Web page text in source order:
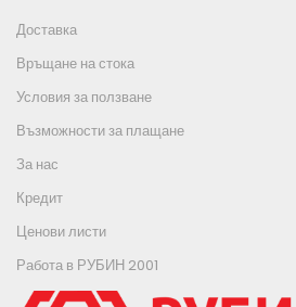
Доставка
Връщане на стока
Условия за ползване
Възможности за плащане
За нас
Кредит
Ценови листи
Работа в РУБИН 2001